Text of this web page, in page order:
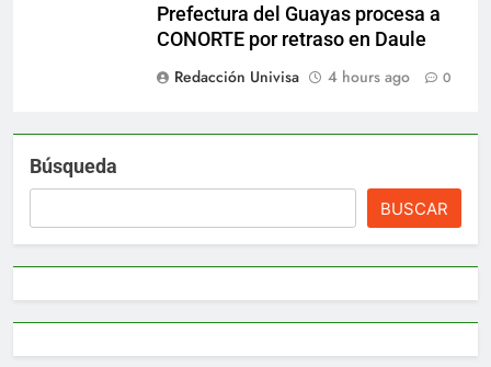
Prefectura del Guayas procesa a
CONORTE por retraso en Daule
Redacción Univisa
4 hours ago 0
Búsqueda
BUSCAR